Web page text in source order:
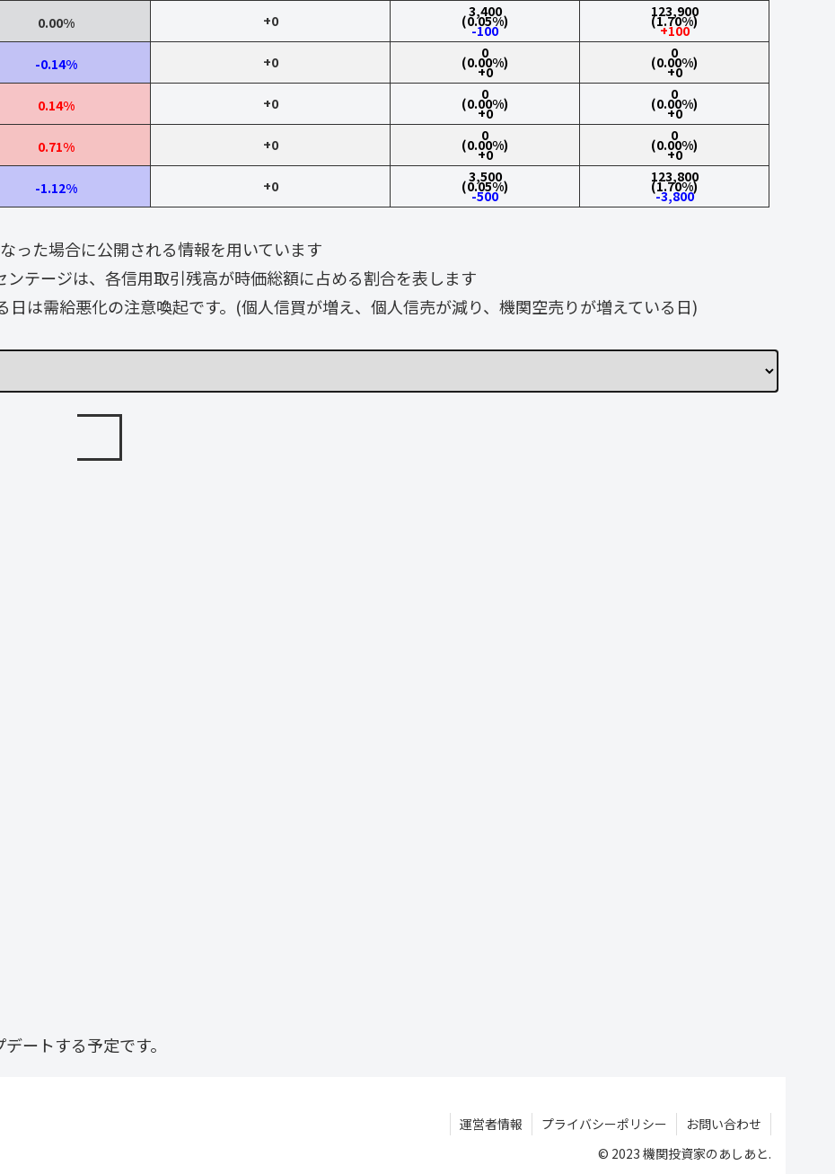
0.00% +0
3,400
(0.05%)
-100
123,900
(1.70%)
+100
-0.14% +0
0
(0.00%)
+0
0
(0.00%)
+0
0.14% +0
0
(0.00%)
+0
0
(0.00%)
+0
0.71% +0
0
(0.00%)
+0
0
(0.00%)
+0
-1.12% +0
3,500
(0.05%)
-500
123,800
(1.70%)
-3,800
った場合に公開される情報を用いています
テージは、各信用取引残高が時価総額に占める割合を表します
日は需給悪化の注意喚起です。(個人信買が増え、個人信売が減り、機関空売りが増えている日)
ートする予定です。
運営者情報 プライバシーポリシー
お問い合わせ
© 2023 機関投資家のあしあと.